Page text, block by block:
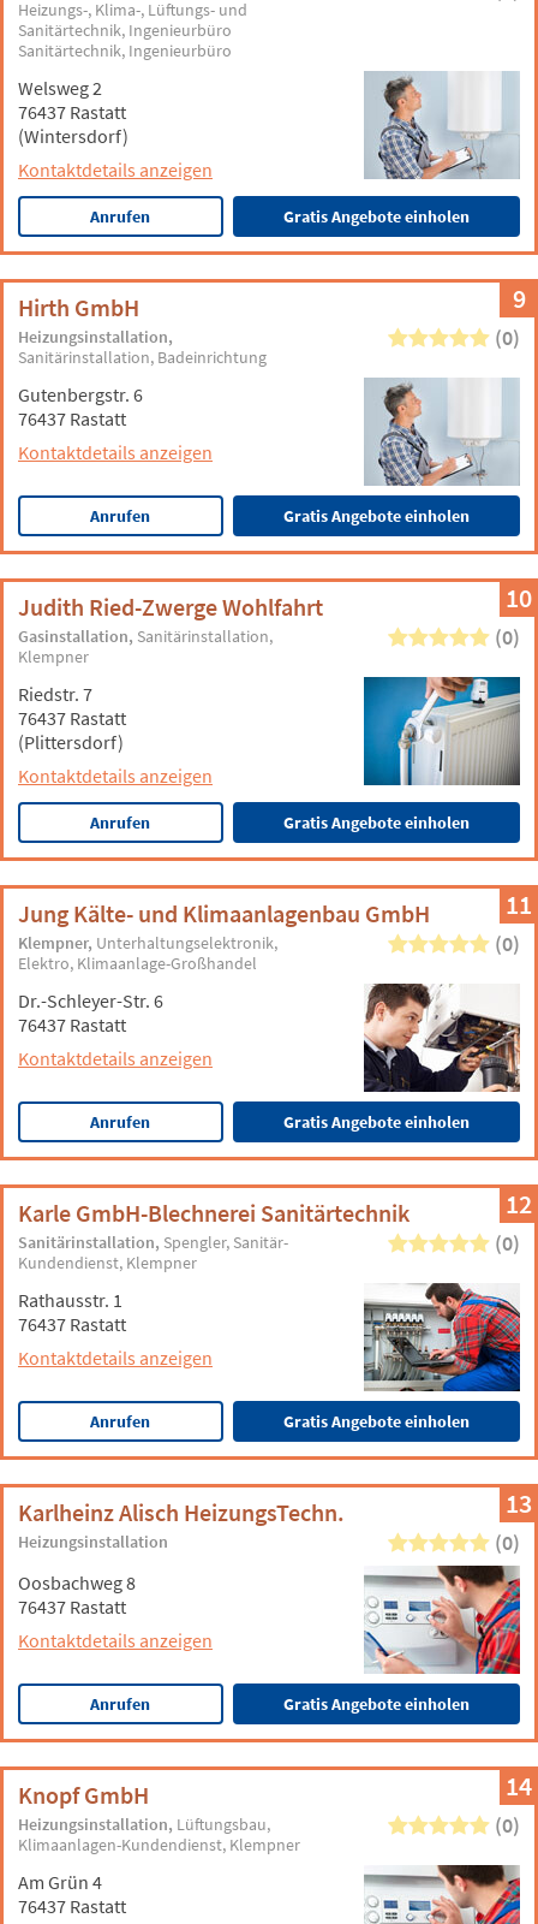
Heizungs-, Klima-, Lüftungs- und
Sanitärtechnik Ingenieurbüro
Sanitärtechnik Ingenieurbüro
Welsweg 2
76437 Rastatt
(Wintersdorf)
Kontaktdetails anzeigen
Anrufen Gratis Angebote einholen
9
Hirth GmbH
Heizungsinstallation
Sanitärinstallation Badeinrichtung
(0)
Gutenbergstr. 6
76437 Rastatt
Kontaktdetails anzeigen
Anrufen Gratis Angebote einholen
10
Judith Ried-Zwerge Wohlfahrt
Gasinstallation Sanitärinstallation
Klempner
(0)
Riedstr. 7
76437 Rastatt
(Plittersdorf)
Kontaktdetails anzeigen
Anrufen Gratis Angebote einholen
11
Jung Kälte- und Klimaanlagenbau GmbH
Klempner Unterhaltungselektronik
Elektro Klimaanlage-Großhandel
(0)
Dr.-Schleyer-Str. 6
76437 Rastatt
Kontaktdetails anzeigen
Anrufen Gratis Angebote einholen
12
Karle GmbH-Blechnerei Sanitärtechnik
Sanitärinstallation Spengler Sanitär-
Kundendienst Klempner
(0)
Rathausstr. 1
76437 Rastatt
Kontaktdetails anzeigen
Anrufen Gratis Angebote einholen
13
Karlheinz Alisch HeizungsTechn.
Heizungsinstallation (0)
Oosbachweg 8
76437 Rastatt
Kontaktdetails anzeigen
Anrufen Gratis Angebote einholen
14
Knopf GmbH
Heizungsinstallation Lüftungsbau
Klimaanlagen-Kundendienst Klempner
(0)
Am Grün 4
76437 Rastatt